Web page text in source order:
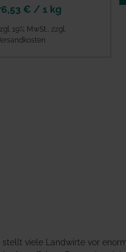
19% MwSt.
zzgl.
€ / 1 kg
viele Landwirte vor